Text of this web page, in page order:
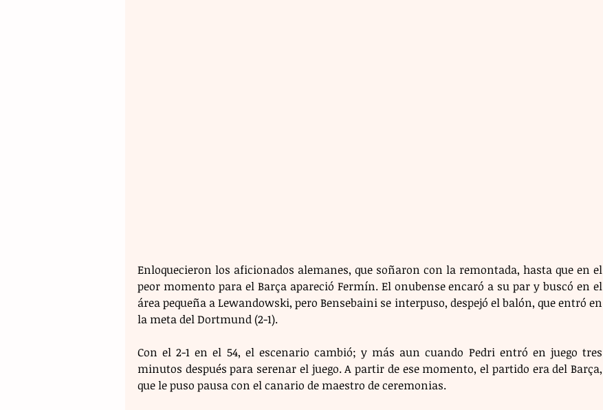
Enloquecieron los aficionados alemanes, que soñaron con la remontada, hasta que en el
peor momento para el Barça apareció Fermín. El onubense encaró a su par y buscó en el
área pequeña a Lewandowski, pero Bensebaini se interpuso, despejó el balón, que entró en
la meta del Dortmund (2-1).
Con el 2-1 en el 54, el escenario cambió; y más aun cuando Pedri entró en juego tres
minutos después para serenar el juego. A partir de ese momento, el partido era del Barça,
que le puso pausa con el canario de maestro de ceremonias.